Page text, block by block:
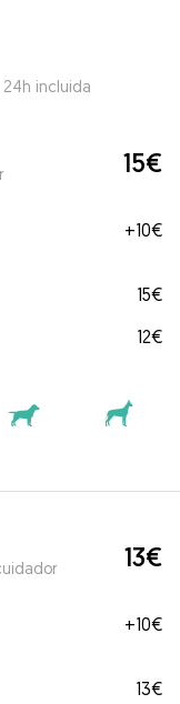
incluida
15€
+10€
15€
12€
13€
+10€
13€